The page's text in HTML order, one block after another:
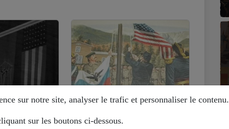
mardi août 12, 2025
sur notre site, analyser le trafic et personnaliser le contenu.
sur les boutons ci-dessous.